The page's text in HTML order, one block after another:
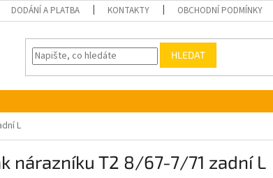
DODÁNÍ A PLATBA KONTAKTY OBCHODNÍ PODMÍNKY
HLEDAT
L
nárazníku T2 8/67-7/71 zadní L